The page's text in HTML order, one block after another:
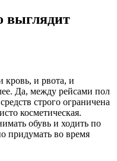
выглядит
кровь, и рвота, и
Да, между рейсами пол
строго ограничена
косметическая.
обувь и ходить по
придумать во время